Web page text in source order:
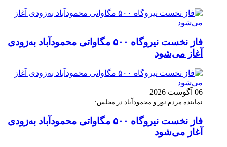
فاز نخست نیروگاه ۵۰۰ مگاواتی محمودآباد به‌زودی
آغاز می‌شود
06 آگوست 2026
نماینده مردم نور و محمودآباد در مجلس:
فاز نخست نیروگاه ۵۰۰ مگاواتی محمودآباد به‌زودی
آغاز می‌شود